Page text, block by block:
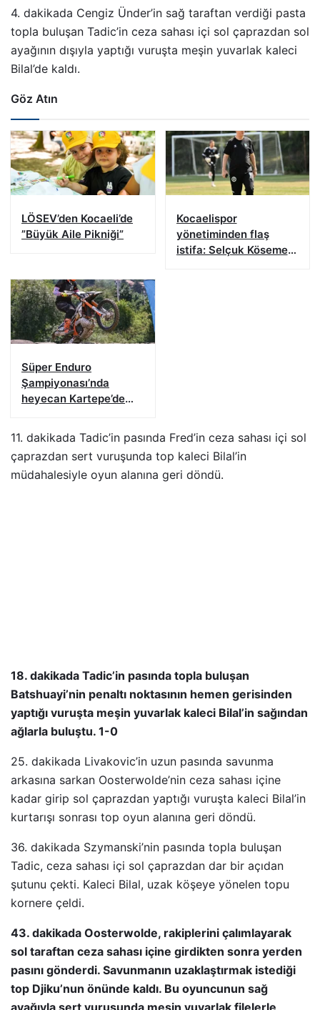
4. dakikada Cengiz Ünder’in sağ taraftan verdiği pasta
topla buluşan Tadic’in ceza sahası içi sol çaprazdan sol
ayağının dışıyla yaptığı vuruşta meşin yuvarlak kaleci
Bilal’de kaldı.
Göz Atın
LÖSEV’den Kocaeli’de
”Büyük Aile Pikniği”
Kocaelispor
yönetiminden flaş
istifa: Selçuk Kösemen
Süper Enduro
Şampiyonası’nda
heyecan Kartepe’de
11. dakikada Tadic’in pasında Fred’in ceza sahası içi sol
çaprazdan sert vuruşunda top kaleci Bilal’in
müdahalesiyle oyun alanına geri döndü.
18. dakikada Tadic’in pasında topla buluşan
Batshuayi’nin penaltı noktasının hemen gerisinden
yaptığı vuruşta meşin yuvarlak kaleci Bilal’in sağından
ağlarla buluştu. 1-0
25. dakikada Livakovic’in uzun pasında savunma
arkasına sarkan Oosterwolde’nin ceza sahası içine
kadar girip sol çaprazdan yaptığı vuruşta kaleci Bilal’in
kurtarışı sonrası top oyun alanına geri döndü.
36. dakikada Szymanski’nin pasında topla buluşan
Tadic, ceza sahası içi sol çaprazdan dar bir açıdan
şutunu çekti. Kaleci Bilal, uzak köşeye yönelen topu
kornere çeldi.
43. dakikada Oosterwolde, rakiplerini çalımlayarak
sol taraftan ceza sahası içine girdikten sonra yerden
pasını gönderdi. Savunmanın uzaklaştırmak istediği
top Djiku’nun önünde kaldı. Bu oyuncunun sağ